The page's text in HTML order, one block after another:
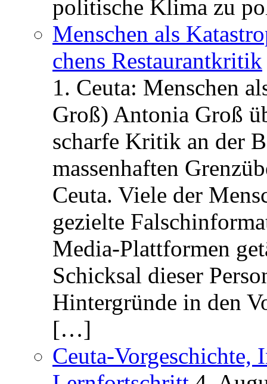
politische Klima zu
Menschen als
chens Restau­rant­kritik
1. Ceuta: Menschen
Groß) Antonia Groß
scharfe Kritik an der
massenhaften
Ceuta. Viele der
gezielte
Media-Plattformen
Schicksal dieser
Hintergründe in den
[…]
Ceuta-Vorgeschichte,